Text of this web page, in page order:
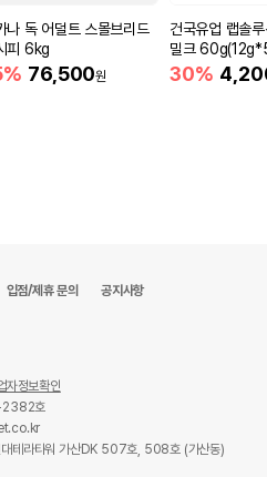
나 독 어덜트 스몰브리드
피 6kg
76,500원
건국유업 랩솔
밀크
30%
입점/제휴 문의 공지사항
자정보확인
-2382호
테라타워 가산DK 507호, 508호 (가산동)